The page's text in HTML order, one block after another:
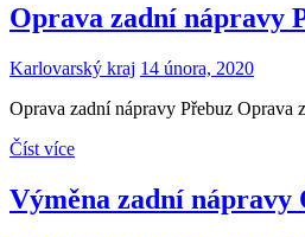
Oprava zadní nápravy
Karlovarský kraj 14 února, 2020
Oprava zadní nápravy Přebuz Oprava
Číst více
Výměna zadní nápravy